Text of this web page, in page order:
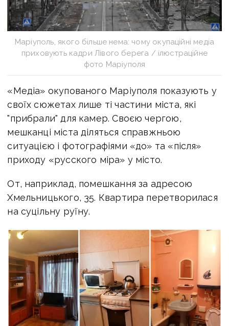
Маріуполь, якого більше нема: чому окупаційні медіа
приховують кадри Лівого берега / ілюстраційне
фото Маріуполя
«Медіа» окупованого Маріуполя показують у
своїх сюжетах лише ті частини міста, які
"прибрали" для камер. Своєю чергою,
мешканці міста діляться справжньою
ситуацією і фотографіями «до» та «після»
приходу «русского міра» у місто.
От, наприклад, помешкання за адресою
Хмельницького, 35. Квартира перетворилася
на суцільну руїну.